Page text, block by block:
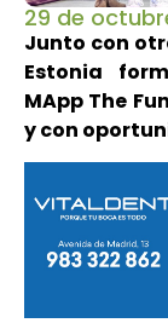
29 de
Junto con
Estonia
MApp The
y con